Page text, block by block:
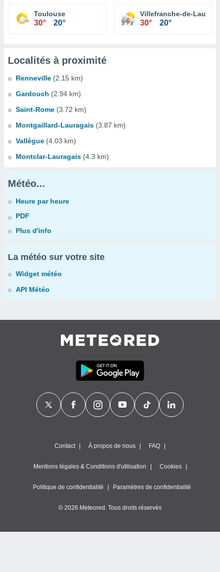
Toulouse
30° 20°
Villefranche-de-
30° 20°
Localités à proximité
Renneville (2.15 km)
Gardouch (2.94 km)
Saint-Rome (3.72 km)
Montgaillard-Lauragais (3.87 km)
Vallègue (4.03 km)
Montclar-Lauragais (4.3 km)
Météo...
Heure par heure
PDF
Plus d'info
La météo sur votre site
Widget météo
API Météo
Contact À propos de nous FAQ
Mentions légales & Conditions d'utilisation Cookies
Politique de confidentialité Paramètres de confidentialité
© 2026 Meteored. Tous droits réservés